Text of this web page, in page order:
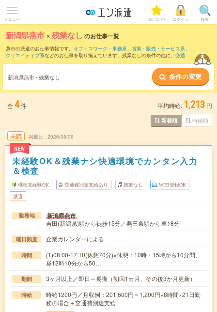
メニュー 気になる! ログイン 検索
新潟県燕市 ×残業なし のお仕事一覧
燕市の派遣のお仕事情報です。 オフィスワーク・事務系、 営業・販売・サービス系、
クリエイティブ系などのお仕事を取り揃えています。残業なしの条件の他に、 交通費
新潟県燕市 / 残業なし 条件の変更
全 4件 平均時給: 1,213 円
新着順 時給順
未読
NEW
掲載日 2026/08/06
未経験OK＆残業ナシ快適環境でカンタン入力
＆検査
職種未経験OK 交通費別途支給あり 残業なし WEB登録OK
派遣
勤務地 新潟県燕市
吉田(新潟県)駅から徒歩15分／燕三条駅から車18分
曜日頻度 企業カレンダーによる
時間
(1)08:00-17:10(休憩70分)※休憩：10時・15時から10分間、
昼12時10分から50…
期間 3ヶ月以上／即日～長期（初回1カ月、その後3か月更新）
時給
時給1200円／月収例：201,600円＝1,200円×8時間×21日勤
務の場合＋交通費別途支給